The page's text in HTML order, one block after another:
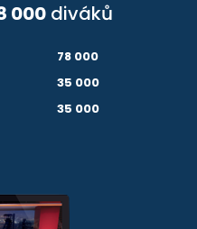
000 diváků
78 000
35 000
35 000